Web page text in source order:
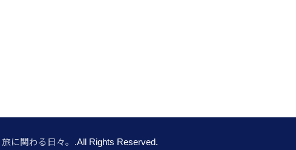
旅に関わる日々。 .All Rights Reserved.